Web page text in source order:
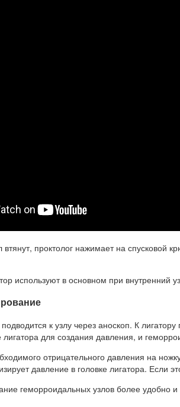
втянут, проктолог нажимает на спусковой
используют в основном при
к узлу через аноскоп. К
лигатора для создания давления, и
отрицательного давления на
давление в головке лигатора. Если
геморроидальных узлов более удобно